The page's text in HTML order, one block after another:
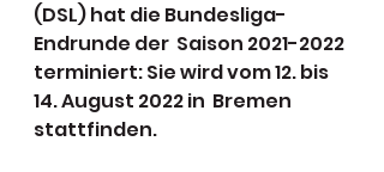
(DSL) hat die Bundesliga-
Endrunde der  Saison 2021-2022
terminiert: Sie wird vom 12. bis
14. August 2022 in  Bremen
stattfinden.